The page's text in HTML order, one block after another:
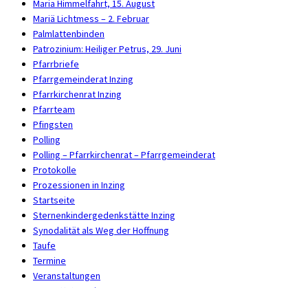
Maria Himmelfahrt, 15. August
Mariä Lichtmess – 2. Februar
Palmlattenbinden
Patrozinium: Heiliger Petrus, 29. Juni
Pfarrbriefe
Pfarrgemeinderat Inzing
Pfarrkirchenrat Inzing
Pfarrteam
Pfingsten
Polling
Polling – Pfarrkirchenrat – Pfarrgemeinderat
Protokolle
Prozessionen in Inzing
Startseite
Sternenkindergedenkstätte Inzing
Synodalität als Weg der Hoffnung
Taufe
Termine
Veranstaltungen